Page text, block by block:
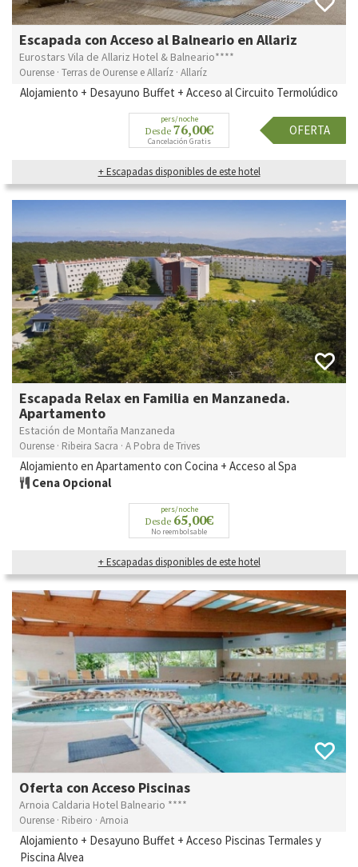
Escapada con Acceso al Balneario en Allariz
Eurostars Vila de Allariz Hotel & Balneario****
Ourense · Terras de Ourense e Allaríz · Allaríz
Alojamiento + Desayuno Buffet + Acceso al Circuito Termolúdico
pers/noche
Desde 76,00€
Cancelación Gratis
OFERTA
+ Escapadas disponibles de este hotel
Escapada Relax en Familia en Manzaneda.
Apartamento
Estación de Montaña Manzaneda
Ourense · Ribeira Sacra · A Pobra de Trives
Alojamiento en Apartamento con Cocina + Acceso al Spa
Cena Opcional
pers/noche
Desde 65,00€
No reembolsable
+ Escapadas disponibles de este hotel
Oferta con Acceso Piscinas
Arnoia Caldaria Hotel Balneario ****
Ourense · Ribeiro · Arnoia
Alojamiento + Desayuno Buffet + Acceso Piscinas Termales y
Piscina Alvea